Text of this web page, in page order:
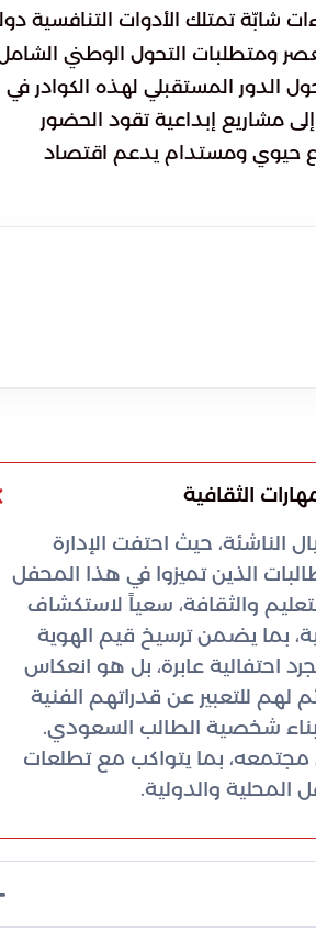
شابّة تمتلك الأدوات التنافسية
ومتطلبات التحول الوطني
الدور المستقبلي لهذه الكوادر في
مشاريع إبداعية تقود الحضور
حيوي ومستدام يدعم اقتصاد
الثقافية
الناشئة، حيث احتفت الإدارة
الذين تميزوا في هذا المحفل
والثقافة، سعياً لاستكشاف
بما يضمن ترسيخ قيم الهوية
احتفالية عابرة، بل هو انعكاس
لهم للتعبير عن قدراتهم الفنية
بناء شخصية الطالب السعودي.
مجتمعه، بما يتواكب مع تطلعات
المحلية والدولية.